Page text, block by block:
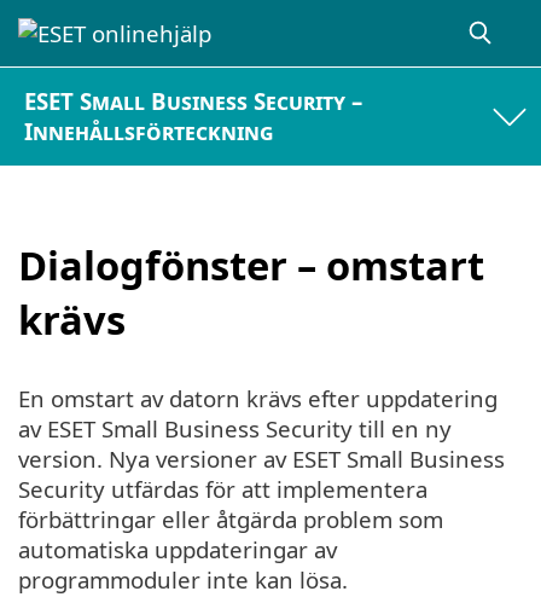
ESET Small Business Security –
Innehållsförteckning
Dialogfönster – omstart
krävs
En omstart av datorn krävs efter uppdatering
av ESET Small Business Security till en ny
version. Nya versioner av ESET Small Business
Security utfärdas för att implementera
förbättringar eller åtgärda problem som
automatiska uppdateringar av
programmoduler inte kan lösa.